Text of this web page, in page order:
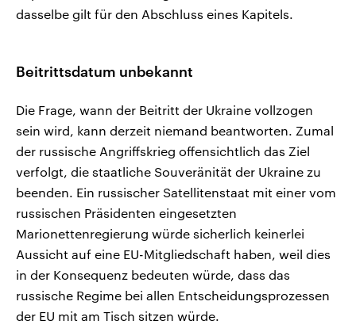
dasselbe gilt für den Abschluss eines Kapitels.
Beitrittsdatum unbekannt
Die Frage, wann der Beitritt der Ukraine vollzogen
sein wird, kann derzeit niemand beantworten. Zumal
der russische Angriffskrieg offensichtlich das Ziel
verfolgt, die staatliche Souveränität der Ukraine zu
beenden. Ein russischer Satellitenstaat mit einer vom
russischen Präsidenten eingesetzten
Marionettenregierung würde sicherlich keinerlei
Aussicht auf eine EU-Mitgliedschaft haben, weil dies
in der Konsequenz bedeuten würde, dass das
russische Regime bei allen Entscheidungsprozessen
der EU mit am Tisch sitzen würde.